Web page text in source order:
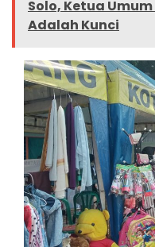
Solo, Ketua
Adalah Kunci